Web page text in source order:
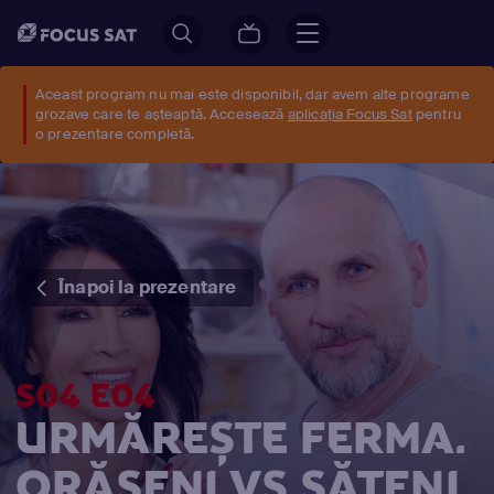
Aceast program nu mai este disponibil, dar avem alte programe
grozave care te așteaptă. Accesează aplicația Focus Satpentru
o prezentare completă.
Înapoi la prezentare
S04 E04
URMĂREȘTE FERMA.